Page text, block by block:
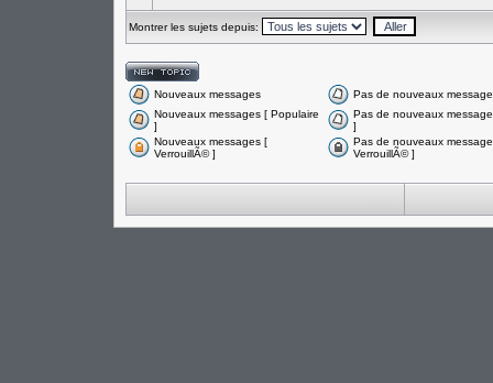
Montrer les sujets depuis:
Nouveaux messages
Pas de nouveaux
Nouveaux messages [ Populaire
]
Pas de nouveaux
]
Nouveaux messages [
VerrouillÃ© ]
Pas de nouveaux
VerrouillÃ© ]